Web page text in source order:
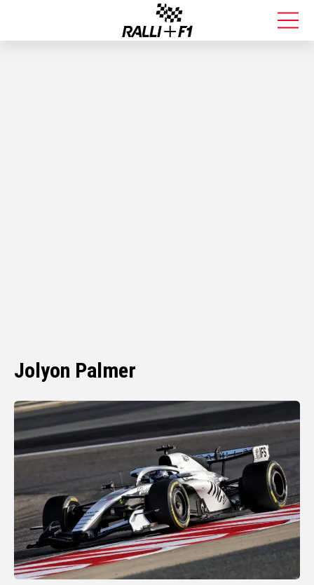
Jolyon Palmer